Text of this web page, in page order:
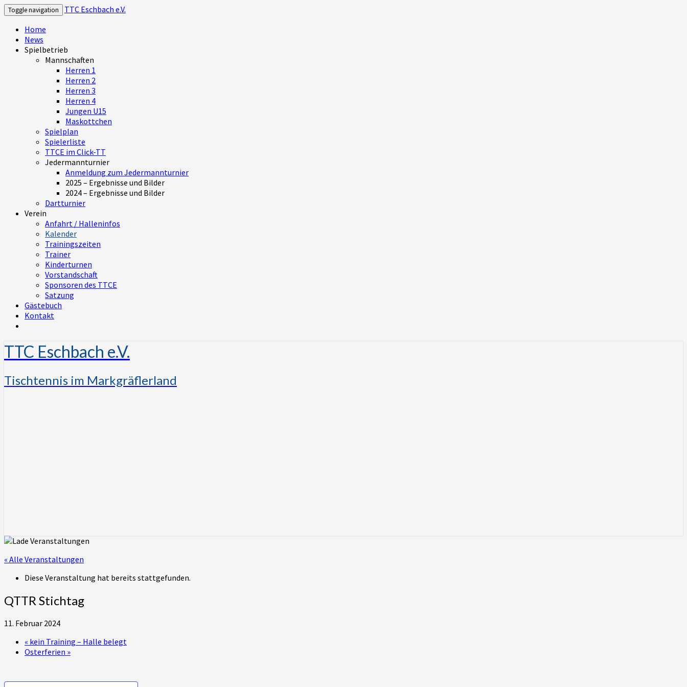
Toggle navigation
TTC Eschbach e.V.
Home
News
Spielbetrieb
Mannschaften
Herren 1
Herren 2
Herren 3
Herren 4
Jungen U15
Maskottchen
Spielplan
Spielerliste
TTCE im Click-TT
Jedermannturnier
Anmeldung zum Jedermannturnier
2025 – Ergebnisse und Bilder
2024 – Ergebnisse und Bilder
Dartturnier
Verein
Anfahrt / Halleninfos
Kalender
Trainingszeiten
Trainer
Kinderturnen
Vorstandschaft
Sponsoren des TTCE
Satzung
Gästebuch
Kontakt
TTC Eschbach e.V.
Tischtennis im Markgräflerland
« Alle Veranstaltungen
Diese Veranstaltung hat bereits stattgefunden.
QTTR Stichtag
11. Februar 2024
« kein Training – Halle belegt
Osterferien »